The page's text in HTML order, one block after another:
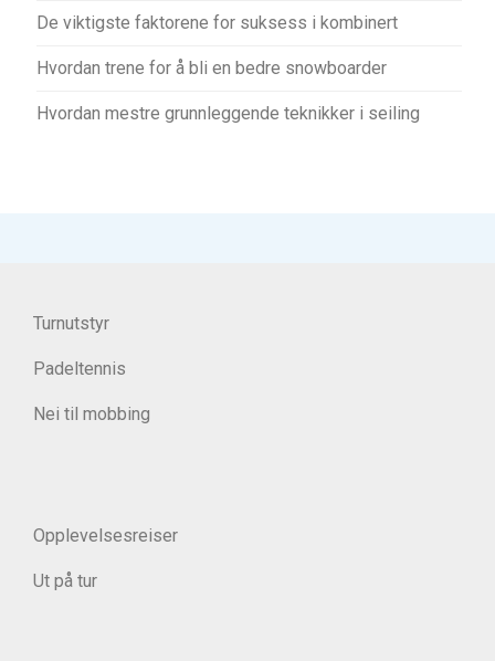
De viktigste faktorene for suksess i kombinert
Hvordan trene for å bli en bedre snowboarder
Hvordan mestre grunnleggende teknikker i seiling
Turnutstyr
Padeltennis
Nei til mobbing
Opplevelsesreiser
Ut på tur